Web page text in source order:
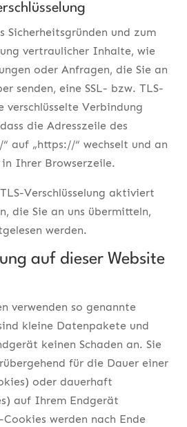
Sicherheitsgründen und zum
vertraulicher Inhalte, wie
oder Anfragen, die Sie an
senden, eine SSL- bzw. TLS-
verschlüsselte Verbindung
die Adresszeile des
auf „https://“ wechselt und an
in Ihrer Browserzeile.
Verschlüsselung aktiviert
die Sie an uns übermitteln,
werden.
auf dieser Website
verwenden so genannte
kleine Datenpakete und
keinen Schaden an. Sie
für die Dauer einer
oder dauerhaft
auf Ihrem Endgerät
werden nach Ende